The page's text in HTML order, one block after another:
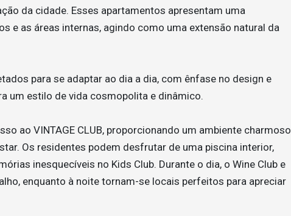
da cidade. Esses apartamentos apresentam uma
e as áreas internas, agindo como uma extensão natural da
para se adaptar ao dia a dia, com ênfase no design e
um estilo de vida cosmopolita e dinâmico.
ao VINTAGE CLUB, proporcionando um ambiente charmoso
Os residentes podem desfrutar de uma piscina interior,
inesquecíveis no Kids Club. Durante o dia, o Wine Club e
enquanto à noite tornam-se locais perfeitos para apreciar